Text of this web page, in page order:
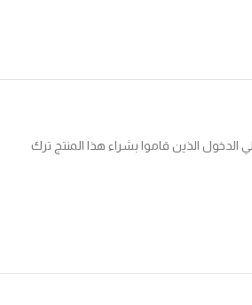
الذين قاموا بشراء هذا المنتج ترك